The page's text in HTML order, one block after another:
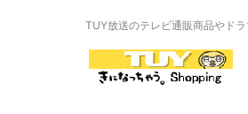
TUY放送のテレビ通販商品やド